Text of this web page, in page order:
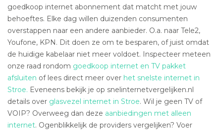
goedkoop internet abonnement dat matcht met jouw
behoeftes. Elke dag willen duizenden consumenten
overstappen naar een andere aanbieder. O.a. naar Tele2,
Youfone, KPN. Dit doen ze om te besparen, of juist omdat
de huidige kabelaar niet meer voldoet. Inspecteer meteen
onze raad rondom goedkoop internet en TV pakket
afsluiten of lees direct meer over het snelste internet in
Stroe. Eveneens bekijk je op snelinternetvergelijken.nl
details over glasvezel internet in Stroe. Wil je geen TV of
VOIP? Overweeg dan deze aanbiedingen met alleen
internet. Ogenblikkelijk de providers vergelijken? Voer